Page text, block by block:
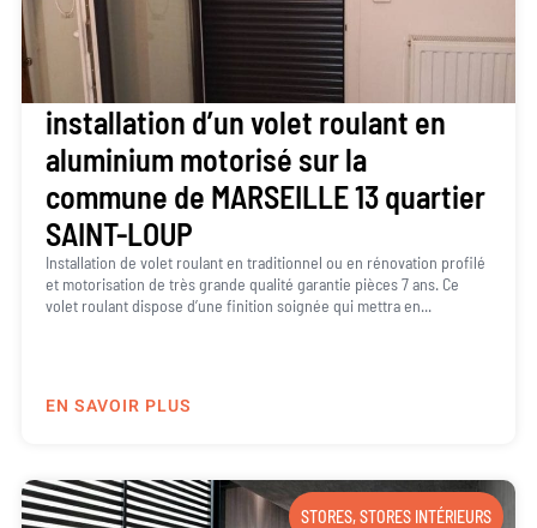
installation d’un volet roulant en
aluminium motorisé sur la
commune de MARSEILLE 13 quartier
SAINT-LOUP
Installation de volet roulant en traditionnel ou en rénovation profilé
et motorisation de très grande qualité garantie pièces 7 ans. Ce
volet roulant dispose d’une finition soignée qui mettra en...
EN SAVOIR PLUS
STORES,STORES INTÉRIEURS